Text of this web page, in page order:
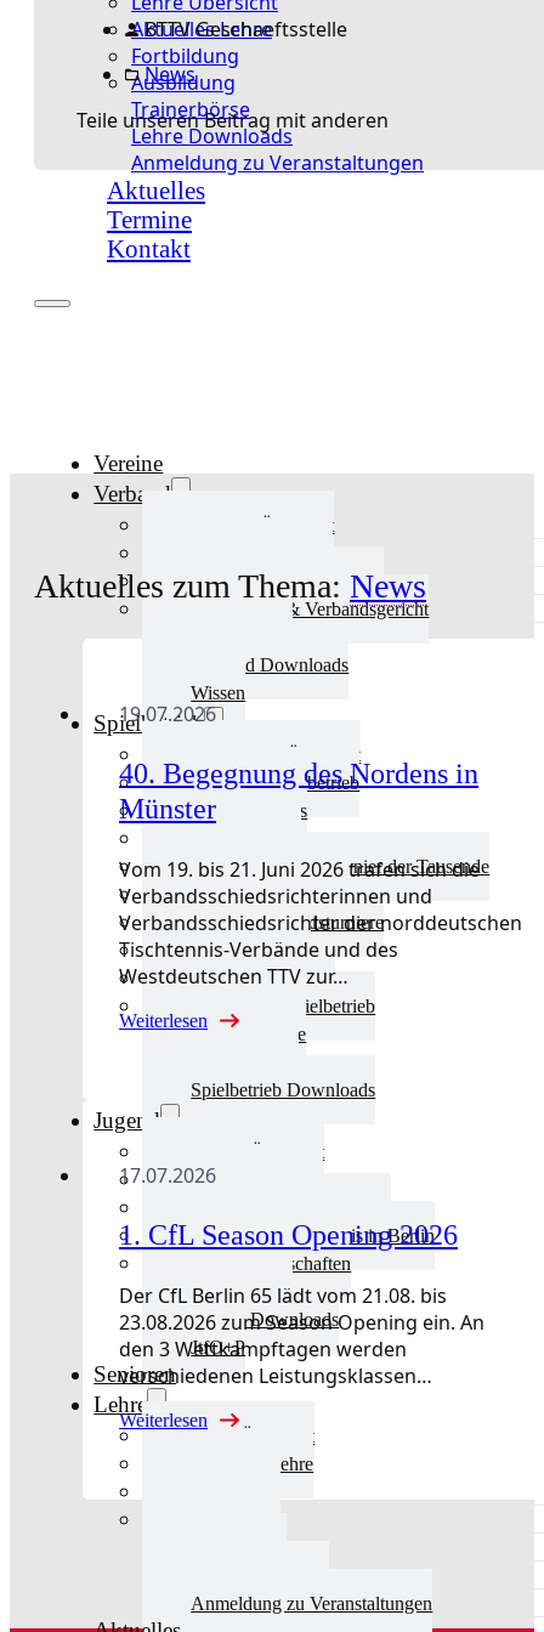
Aktuelles Lehre
Fortbildung
Ausbildung
Trainerbörse
Lehre Downloads
Anmeldung zu Veranstaltungen
Aktuelles
Termine
Kontakt
Vereine
Verband
Verband Übersicht
Präsidium & Funktionäre
Ausschüsse & Verbandsgericht
Verband Downloads
Wissen
Spielbetrieb
Spielbetrieb Übersicht
Aktuelles Spielbetrieb
BEM & Qualis
TTT – Tischtennisturnier der Tausende
mini-Meisterschaften
Weitere Verbandsturniere
Terminkalender
Turnierausrichtung
Mannschaftsspielbetrieb
Vereinsturniere
Spielbetrieb Downloads
Jugend
Jugend Übersicht
Aktuelles Jugend
Schulsport Tischtennis in Berlin
mini-Meisterschaften
Kinderschutz
Jugend Downloads
JtfO+P
Senioren
Lehre
Lehre Übersicht
Aktuelles Lehre
Anmeldung zu Veranstaltungen
BTTV Geschaeftsstelle
News
Teile unseren Beitrag mit anderen
Aktuelles zum Thema: News
19.07.2026
40. Begegnung des Nordens in
Münster
Vom 19. bis 21. Juni 2026 trafen sich die
Verbandsschiedsrichterinnen und
Verbandsschiedsrichter der norddeutschen
Tischtennis-Verbände und des
Westdeutschen TTV zur…
Weiterlesen
17.07.2026
1. CfL Season Opening 2026
Der CfL Berlin 65 lädt vom 21.08. bis
23.08.2026 zum Season Opening ein. An
den 3 Wettkampftagen werden
verschiedenen Leistungsklassen…
Weiterlesen